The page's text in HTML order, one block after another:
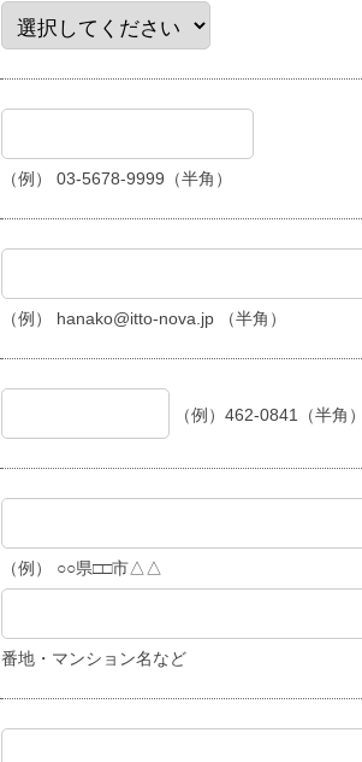
（例） 03-5678-9999（半角）
（例） hanako@itto-nova.jp （半角）
（例）462-0841（半角）
（例） ○○県□□市△△
番地・マンション名など